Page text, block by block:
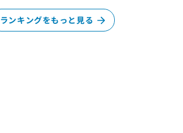
ランキングをもっと見る